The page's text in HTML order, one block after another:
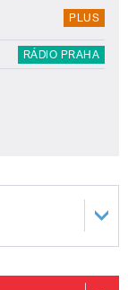
PLUS
RÁDIO PRAHA